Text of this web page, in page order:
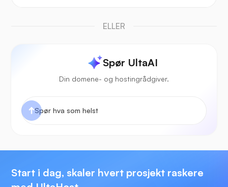
ELLER
Spør UltaAI
Din domene- og hostingrådgiver.
Start i dag, skaler hvert prosjekt raskere